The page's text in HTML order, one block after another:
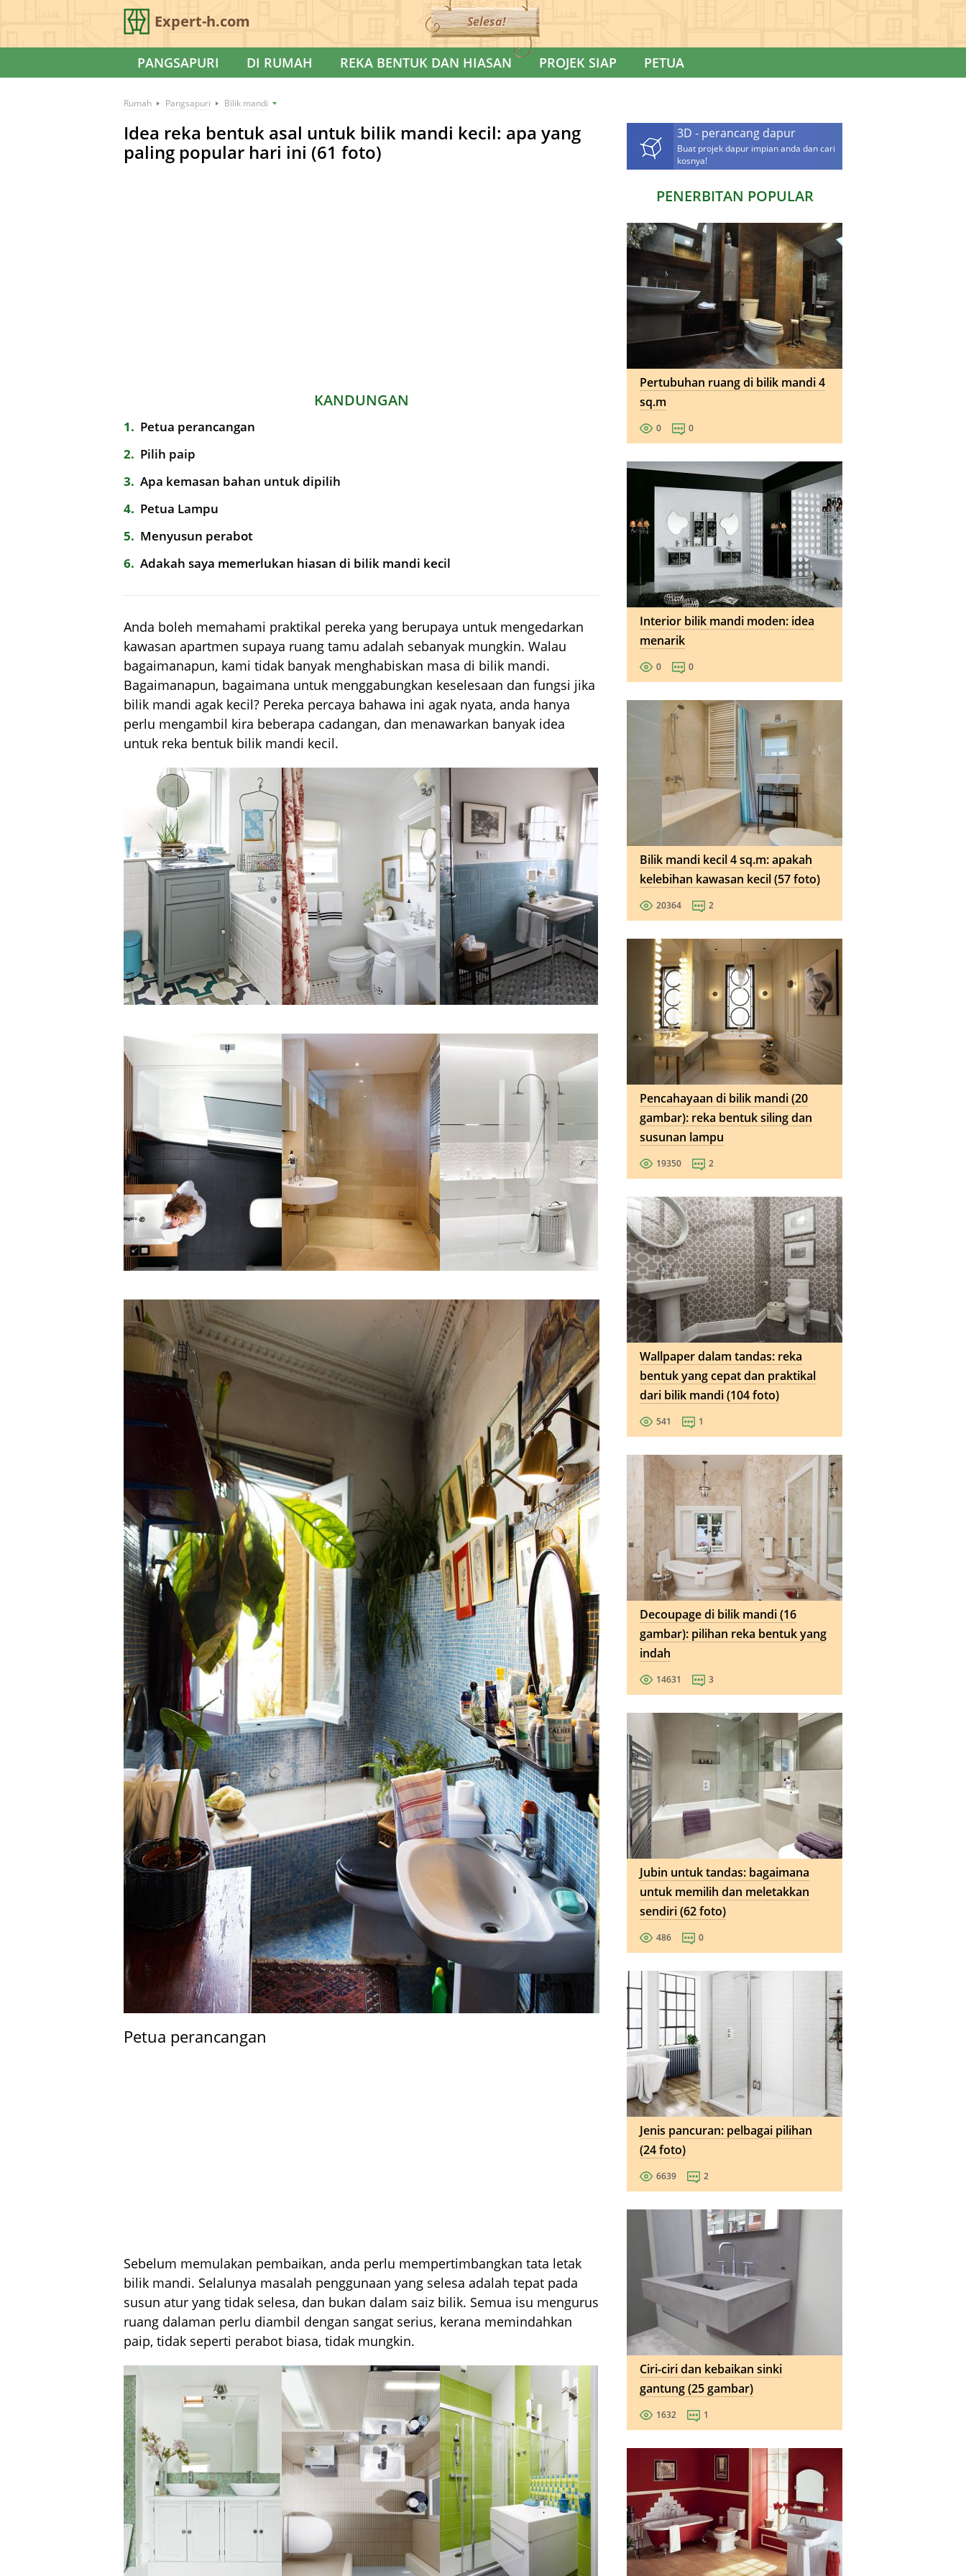
Expert-h.com Selesa!
PANGSAPURI DI RUMAH REKA BENTUK DAN HIASAN PROJEK SIAP PETUA
Rumah Pangsapuri Bilik mandi
Idea reka bentuk asal untuk bilik mandi kecil: apa yang
paling popular hari ini (61 foto)
KANDUNGAN
1
Petua perancangan
2
Pilih paip
3
Apa kemasan bahan untuk dipilih
4
Petua Lampu
5
Menyusun perabot
6 Adakah saya memerlukan hiasan di bilik mandi kecil
Anda boleh memahami praktikal pereka yang berupaya untuk mengedarkan
kawasan apartmen supaya ruang tamu adalah sebanyak mungkin. Walau
bagaimanapun, kami tidak banyak menghabiskan masa di bilik mandi.
Bagaimanapun, bagaimana untuk menggabungkan keselesaan dan fungsi jika
bilik mandi agak kecil? Pereka percaya bahawa ini agak nyata, anda hanya
perlu mengambil kira beberapa cadangan, dan menawarkan banyak idea
untuk reka bentuk bilik mandi kecil.
Petua perancangan
Sebelum memulakan pembaikan, anda perlu mempertimbangkan tata letak
bilik mandi. Selalunya masalah penggunaan yang selesa adalah tepat pada
susun atur yang tidak selesa, dan bukan dalam saiz bilik. Semua isu mengurus
ruang dalaman perlu diambil dengan sangat serius, kerana memindahkan
paip, tidak seperti perabot biasa, tidak mungkin.
3D - perancang dapur
Buat projek dapur impian anda dan cari
kosnya!
PENERBITAN POPULAR
Pertubuhan ruang di bilik mandi 4
sq.m
0 0
Interior bilik mandi moden: idea
menarik
0 0
Bilik mandi kecil 4 sq.m: apakah
kelebihan kawasan kecil (57 foto)
20364 2
Pencahayaan di bilik mandi (20
gambar): reka bentuk siling dan
susunan lampu
19350 2
Wallpaper dalam tandas: reka
bentuk yang cepat dan praktikal
dari bilik mandi (104 foto)
541 1
Decoupage di bilik mandi (16
gambar): pilihan reka bentuk yang
indah
14631 3
Jubin untuk tandas: bagaimana
untuk memilih dan meletakkan
sendiri (62 foto)
486 0
Jenis pancuran: pelbagai pilihan
(24 foto)
6639 2
Ciri-ciri dan kebaikan sinki
gantung (25 gambar)
1632 1